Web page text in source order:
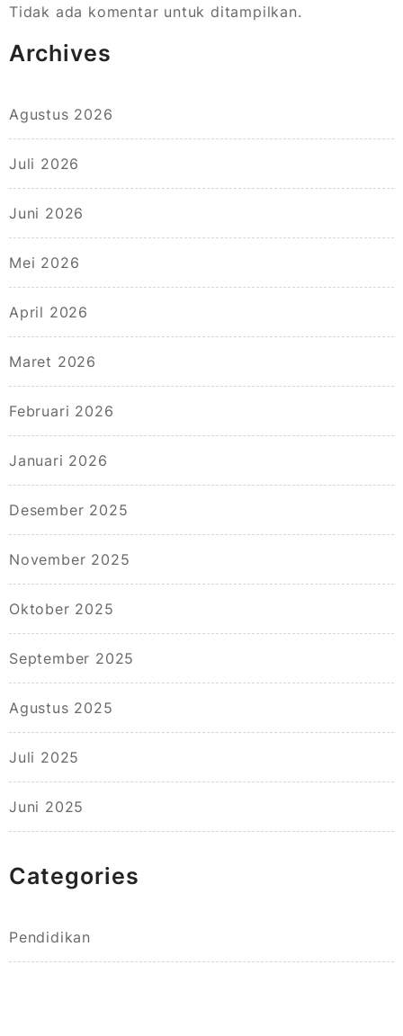
Tidak ada komentar untuk ditampilkan.
Archives
Agustus 2026
Juli 2026
Juni 2026
Mei 2026
April 2026
Maret 2026
Februari 2026
Januari 2026
Desember 2025
November 2025
Oktober 2025
September 2025
Agustus 2025
Juli 2025
Juni 2025
Categories
Pendidikan